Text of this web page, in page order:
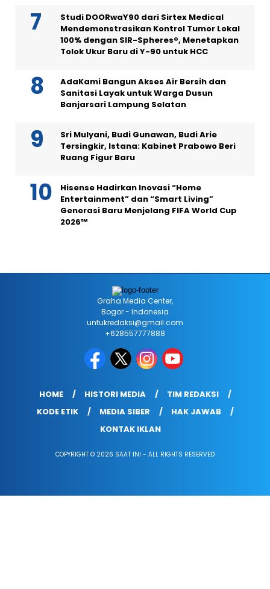
Studi DOORwaY90 dari Sirtex Medical
Mendemonstrasikan Kontrol Tumor Lokal
100% dengan SIR-Spheres®, Menetapkan
Tolok Ukur Baru di Y-90 untuk HCC
AdaKami Bangun Akses Air Bersih dan
Sanitasi Layak untuk Warga Dusun
Banjarsari Lampung Selatan
Sri Mulyani, Budi Gunawan, Budi Arie
Tersingkir, Istana: Kabinet Prabowo Beri
Ruang Figur Baru
Hisense Hadirkan Inovasi “Home
Entertainment” dan “Smart Living”
Generasi Baru Menjelang FIFA World Cup
2026™
Graha Media Center,
Bogor - Indonesia
untukredaksi@gmail.com
+628557777888
HOME HISTORI MEDIA
TIM REDAKSI
KODE ETIK
MEDIA SIBER
HAK JAWAB
KONTAK IKLAN
COPYRIGHT © 2026 SAAT INI - ALL RIGHTS RESERVED